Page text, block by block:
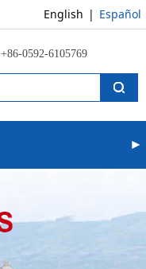
English | Español
+86-0592-6105769
►